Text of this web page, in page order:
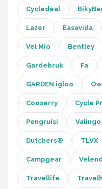
Cycledeal
Lazer Easavida
Vel Mio Bentley
Gardebruk Fa
GARDEN igloo
Cooserry Cycle
Pengruisi Valingo
Dutchers® TLVX
Campgear
Travellife